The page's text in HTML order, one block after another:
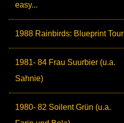
easy...
1988 Rainbirds: Blueprint Tour
1981- 84 Frau Suurbier (u.a.
Sahnie)
1980- 82 Soilent Grün (u.a.